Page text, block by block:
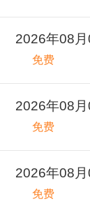
2026年08
免费
2026年08
免费
2026年08
免费